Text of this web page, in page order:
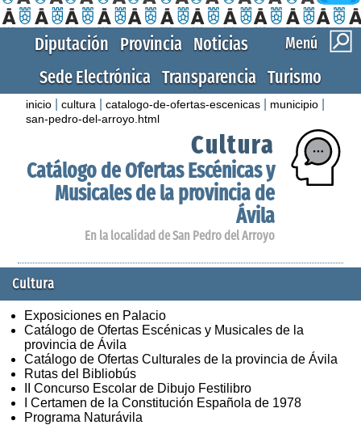
Menú
Diputación Provincia Noticias
Sede Electrónica Transparencia Turismo
inicio |cultura |catalogo-de-ofertas-escenicas municipio
san-pedro-del-arroyo.html
Cultura
Catálogo de Ofertas Escénicas y
Musicales de la provincia de
Ávila
En la localidad de San Pedro del Arroyo
Cultura
Exposiciones en Palacio
Catálogo de Ofertas Escénicas y Musicales de la
provincia de Ávila
Catálogo de Ofertas Culturales de la provincia de Ávila
Rutas del Bibliobús
II Concurso Escolar de Dibujo Festilibro
I Certamen de la Constitución Española de 1978
Programa Naturávila